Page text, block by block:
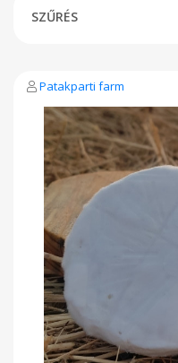
SZŰRÉS
Patakparti farm